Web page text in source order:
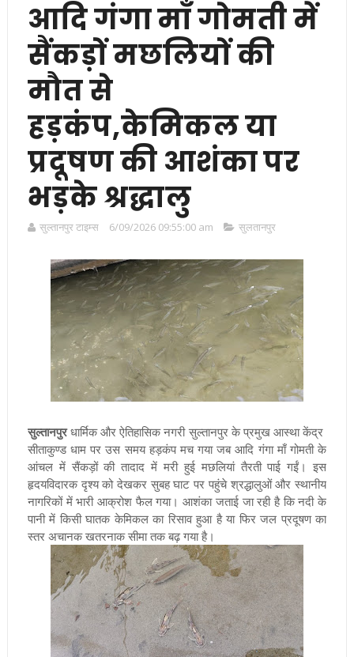
आदि गंगा माँ गोमती में
सैंकड़ों मछलियों की
मौत से
हड़कंप,केमिकल या
प्रदूषण की आशंका पर
भड़के श्रद्धालु
सुल्तानपुर टाइम्स 6/09/2026 09:55:00 am सुलतानपुर
सुल्तानपुरधार्मिक और ऐतिहासिक नगरी सुल्तानपुर के प्रमुख आस्था केंद्र
सीताकुण्ड धाम पर उस समय हड़कंप मच गया जब आदि गंगा माँ गोमती के
आंचल में सैंकड़ों की तादाद में मरी हुई मछलियां तैरती पाई गईं। इस
हृदयविदारक दृश्य को देखकर सुबह घाट पर पहुंचे श्रद्धालुओं और स्थानीय
नागरिकों में भारी आक्रोश फैल गया। आशंका जताई जा रही है कि नदी के
पानी में किसी घातक केमिकल का रिसाव हुआ है या फिर जल प्रदूषण का
स्तर अचानक खतरनाक सीमा तक बढ़ गया है।